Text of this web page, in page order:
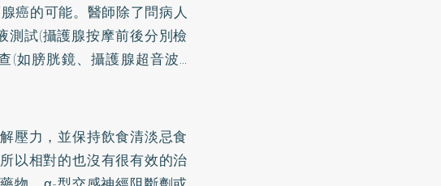
癌的可能。醫師除了問病人
測試(攝護腺按摩前後分別檢
(如膀胱鏡、攝護腺超音波…
壓力，並保持飲食清淡忌食
以相對的也沒有很有效的治